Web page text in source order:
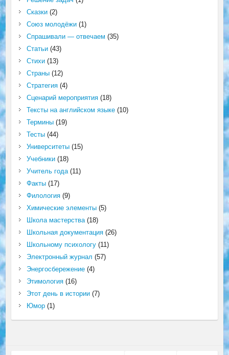
Сказки(2)
Союз молодёжи(1)
Спрашивали — отвечаем (35)
Статьи(43)
Стихи(13)
Страны(12)
Стратегия(4)
Сценарий мероприятия(18)
Тексты на английском языке(10)
Термины(19)
Тесты(44)
Университеты(15)
Учебники(18)
Учитель года(11)
Факты(17)
Филология(9)
Химические элементы(5)
Школа мастерства(18)
Школьная документация(26)
Школьному психологу(11)
Электронный журнал (57)
Энергосбережение(4)
Этимология(16)
Этот день в истории(7)
Юмор(1)